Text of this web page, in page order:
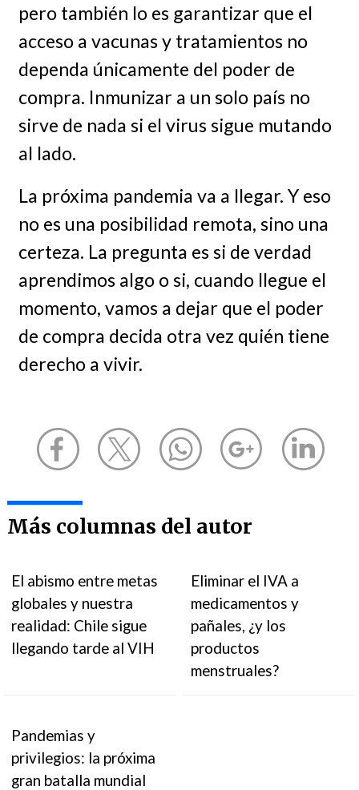
pero también lo es garantizar que el
acceso a vacunas y tratamientos no
dependa únicamente del poder de
compra. Inmunizar a un solo país no
sirve de nada si el virus sigue mutando
al lado.
La próxima pandemia va a llegar. Y eso
no es una posibilidad remota, sino una
certeza. La pregunta es si de verdad
aprendimos algo o si, cuando llegue el
momento, vamos a dejar que el poder
de compra decida otra vez quién tiene
derecho a vivir.
Más columnas del autor
El abismo entre metas
globales y nuestra
realidad: Chile sigue
llegando tarde al VIH
Eliminar el IVA a
medicamentos y
pañales, ¿y los
productos
menstruales?
Pandemias y
privilegios: la próxima
gran batalla mundial